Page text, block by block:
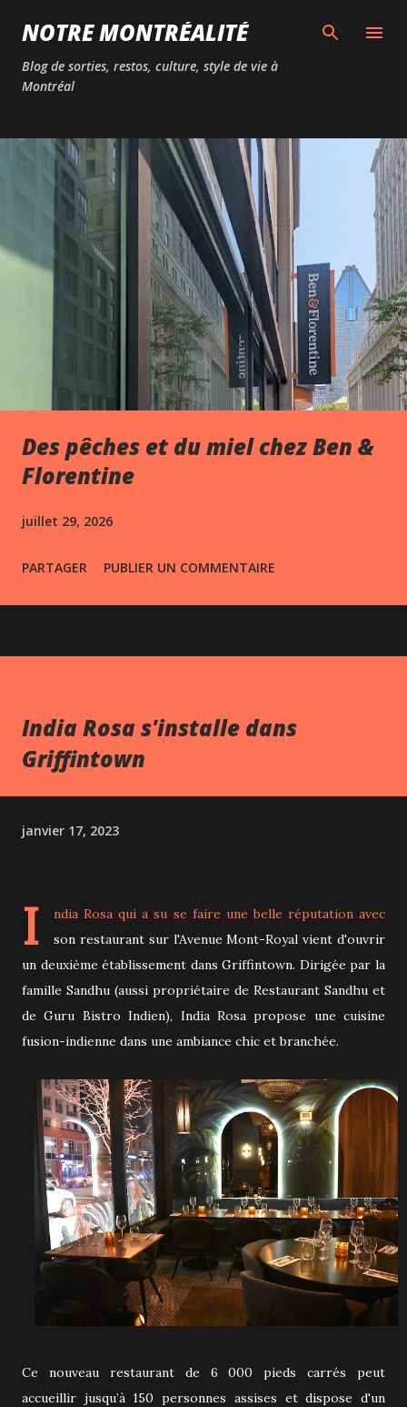
Passer au contenu principal
NOTRE MONTRÉALITÉ
Blog de sorties, restos, culture, style de vie à
Montréal
Des pêches et du miel chez Ben &
Florentine
juillet 29, 2026
PARTAGER PUBLIER UN COMMENTAIRE
India Rosa s'installe dans
Griffintown
janvier 17, 2023
I ndia Rosa qui a su se faire une belle réputation avec
son restaurant sur l'Avenue Mont-Royal vient d'ouvrir
un deuxième établissement dans Griffintown. Dirigée par la
famille Sandhu (aussi propriétaire de Restaurant Sandhu et
de Guru Bistro Indien), India Rosa propose une cuisine
fusion-indienne dans une ambiance chic et branchée.
Ce nouveau restaurant de 6 000 pieds carrés peut
accueillir jusqu’à 150 personnes assises et dispose d'un